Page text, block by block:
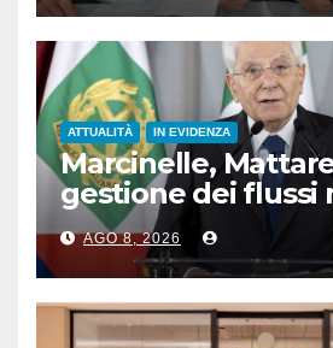
ATTUALITÀ IN EVIDENZA
Marcinelle,
gestione dei flussi
rispetti la dignità
persone”
AGO 8, 2026